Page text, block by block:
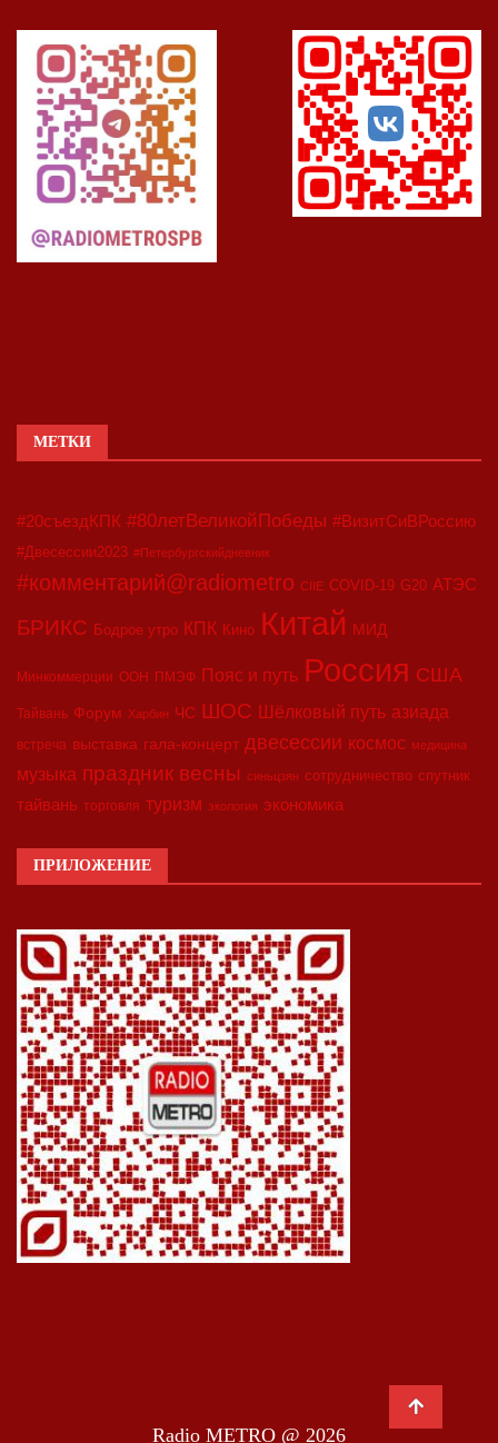
МЕТКИ
#20съездКПК #80летВеликойПобеды #ВизитСиВРоссию
#Двесессии2023 #Петербургскийдневник
#комментарий@radiometro CIIE COVID-19 G20 АТЭС
БРИКС Бодрое утро КПК Кино Китай МИД
Минкоммерции ООН ПМЭФ Пояс и путь Россия США
Тайвань Форум Харбин ЧС ШОС Шёлковый путь азиада
встреча выставка гала-концерт двесессии космос медицина
музыка праздник весны синьцзян сотрудничество спутник
тайвань торговля туризм экология экономика
ПРИЛОЖЕНИЕ
Radio METRO @ 2026